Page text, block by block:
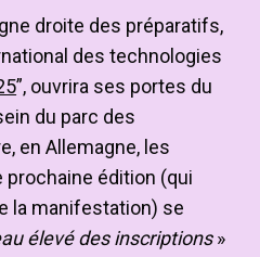
droite des préparatifs,
des technologies
”, ouvrira ses portes du
du parc des
en Allemagne, les
édition (qui
la manifestation) se
élevé des inscriptions»